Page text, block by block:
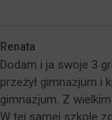
Renata
Dodam i ja swoje 3
przeżył gimnazjum i
gimnazjum. Z
W tej samej szkole